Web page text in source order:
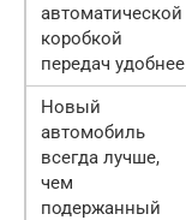
автоматической
коробкой
передач удобнее
Новый
автомобиль
всегда лучше,
чем
подержанный